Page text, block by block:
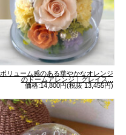
ボリューム感のある華やかなオレンジ
のドームアレンジ｜グレイス...
価格:14,800円(税抜 13,455円)